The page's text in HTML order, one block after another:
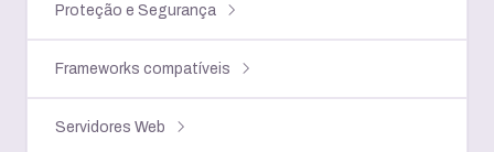
Proteção e Segurança
Frameworks compatíveis
Servidores Web